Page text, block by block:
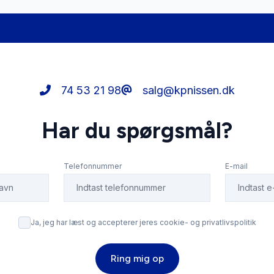
74 53 21 98 salg@kpnissen.dk
Har du spørgsmål?
Telefonnummer E-mail
Ja, jeg har læst og accepterer jeres cookie- og privatlivspolitik
Ring mig op